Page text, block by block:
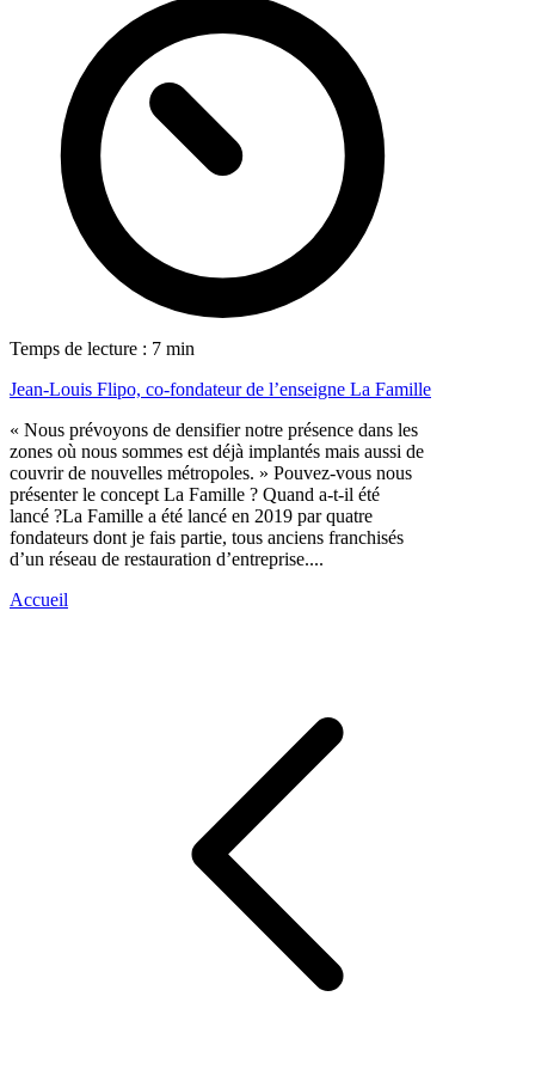
Temps de lecture : 7 min
Jean-Louis Flipo, co-fondateur de l’enseigne La Famille
« Nous prévoyons de densifier notre présence dans les
zones où nous sommes est déjà implantés mais aussi de
couvrir de nouvelles métropoles. » Pouvez-vous nous
présenter le concept La Famille ? Quand a-t-il été
lancé ?La Famille a été lancé en 2019 par quatre
fondateurs dont je fais partie, tous anciens franchisés
d’un réseau de restauration d’entreprise....
Accueil